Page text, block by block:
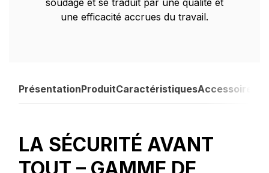
soudage et se traduit par une qualité et
une efficacité accrues du travail.
PrésentationProduitCaractéristiquesAccessoires
LA SÉCURITÉ AVANT